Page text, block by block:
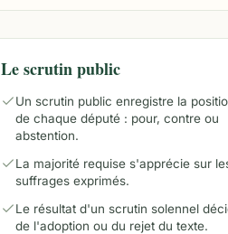
Le scrutin public
Un scrutin public enregistre la
de chaque député : pour, contre ou
abstention.
La majorité requise s'apprécie sur
suffrages exprimés.
Le résultat d'un scrutin solennel
de l'adoption ou du rejet du texte.